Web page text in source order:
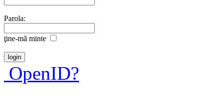
Parola:
ţine-mã minte
OpenID?